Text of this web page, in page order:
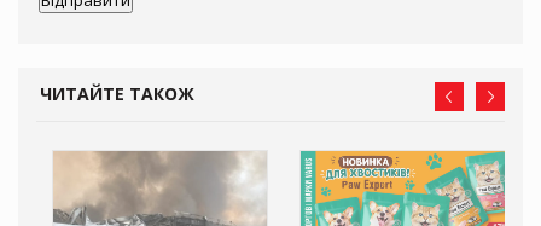
ЧИТАЙТЕ ТАКОЖ